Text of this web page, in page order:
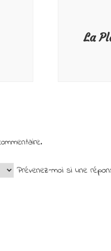
La
Prévenez-moi si une